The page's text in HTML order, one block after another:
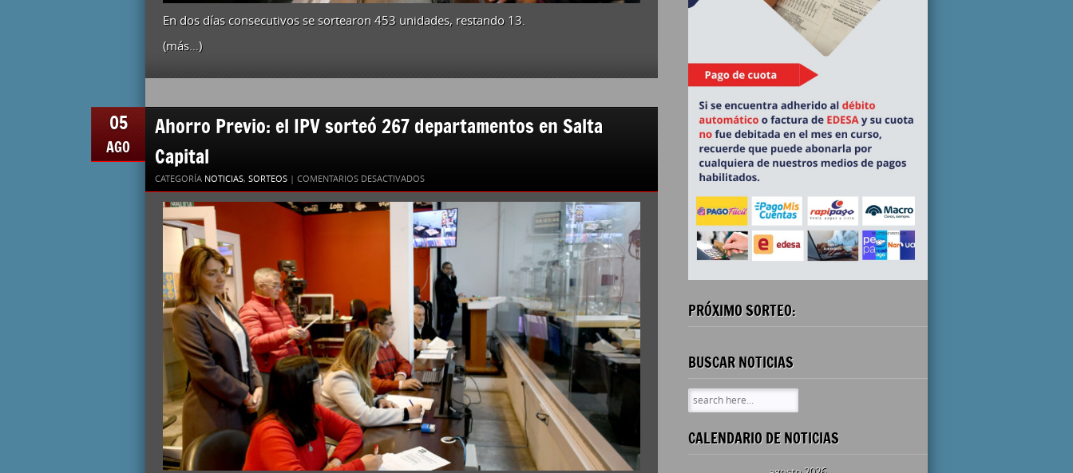
En dos días consecutivos se sortearon 453 unidades, restando 13.
(más…)
05
AGO
Ahorro Previo: el IPV sorteó 267 departamentos en Salta
Capital
CATEGORÍA NOTICIAS, SORTEOS | COMENTARIOS DESACTIVADOSEN
AHORRO
PREVIO:
EL
IPV
267
DEPARTAMENTOS
EN
SALTA
CAPITAL
PRÓXIMO SORTEO:
BUSCAR NOTICIAS
CALENDARIO DE NOTICIAS